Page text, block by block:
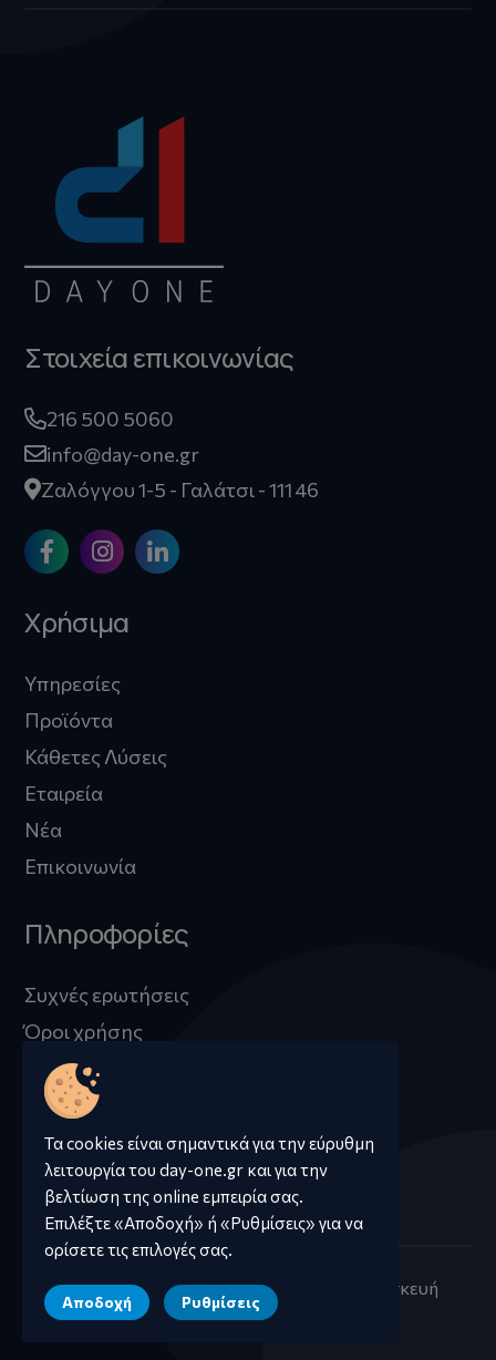
Στοιχεία επικοινωνίας
216 500 5060
info@day-one.gr
Ζαλόγγου 1-5 - Γαλάτσι - 111 46
Χρήσιμα
Υπηρεσίες
Προϊόντα
Κάθετες Λύσεις
Εταιρεία
Νέα
Επικοινωνία
Πληροφορίες
Συχνές ερωτήσεις
Όροι χρήσης
Προστασία προσωπικών δεδομένων
Πληροφορίες Cookies
@ 2023 Day-one All Right Reserved. Κατασκευή
ιστοσελίδωνqualityweb
Τα cookies είναι σημαντικά για την εύρυθμη
λειτουργία του day-one.gr και για την
βελτίωση της online εμπειρία σας.
Επιλέξτε «Αποδοχή» ή «Ρυθμίσεις» για να
ορίσετε τις επιλογές σας.
Αποδοχή Ρυθμίσεις